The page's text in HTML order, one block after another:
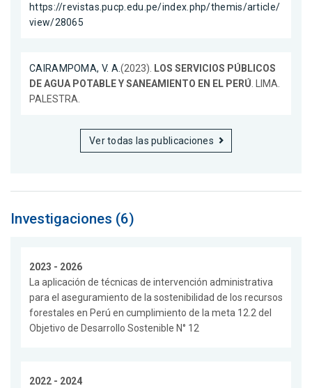
https://revistas.pucp.edu.pe/index.php/themis/article/
view/28065
CAIRAMPOMA, V. A.(2023).
LOS SERVICIOS PÚBLICOS
DE AGUA POTABLE Y SANEAMIENTO EN EL PERÚ . LIMA.
PALESTRA.
Ver todas las publicaciones
Investigaciones (6)
2023 - 2026
La aplicación de técnicas de intervención administrativa
para el aseguramiento de la sostenibilidad de los recursos
forestales en Perú en cumplimiento de la meta 12.2 del
Objetivo de Desarrollo Sostenible N° 12
2022 - 2024